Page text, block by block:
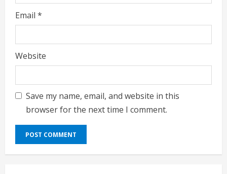
Email *
Website
Save my name, email, and website in this
browser for the next time I comment.